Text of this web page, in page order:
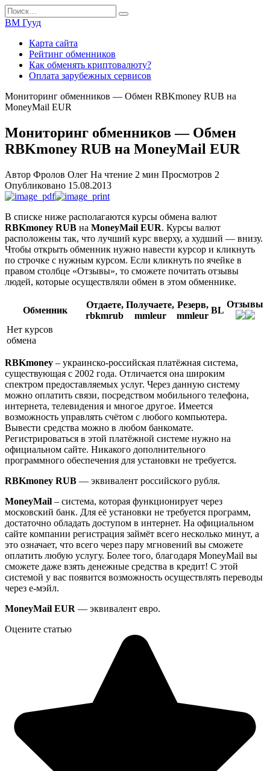
Перейти
к
содержанию
Search
for:
ВМ Гууд
Карта сайта
Рейтинг обменников
Как обменять криптовалюту?
Оплата зарубежных сервисов
Мониторинг обменников — Обмен RBKmoney RUB на
MoneyMail EUR
Мониторинг обменников — Обмен
RBKmoney RUB на MoneyMail EUR
Автор Фролов Олег На чтение 2 мин Просмотров 2
Опубликовано 15.08.2013
В списке ниже располагаются курсы обмена валют
RBKmoney RUB на MoneyMail EUR. Курсы валют
расположены так, что лучший курс вверху, а худший — внизу.
Чтобы открыть обменник нужно навести курсор и кликнуть
по строчке с нужным курсом. Если кликнуть по ячейке в
правом столбце «Отзывы», то сможете почитать отзывы
людей, которые осуществляли обмен в этом обменнике.
Обменник
Отдаете,
rbkmrub
Получаете,
mmleur
Резерв,
mmleur
BL
Отзывы
Нет курсов
обмена
RBKmoney – украинско-российская платёжная система,
существующая с 2002 года. Отличается она широким
спектром предоставляемых услуг. Через данную систему
можно оплатить связи, посредством мобильного телефона,
интернета, телевидения и многое другое. Имеется
возможность управлять счётом с любого компьютера.
Вывести средства можно в любом банкомате.
Регистрироваться в этой платёжной системе нужно на
официальном сайте. Никакого дополнительного
программного обеспечения для установки не требуется.
RBKmoney RUB — эквивалент российского рубля.
MoneyMail – система, которая функционирует через
московский банк. Для её установки не требуется программ,
достаточно обладать доступом в интернет. На официальном
сайте компании регистрация займёт всего несколько минут, а
это означает, что всего через пару мгновений вы сможете
оплатить любую услугу. Более того, благодаря MoneyMail вы
сможете даже взять денежные средства в кредит! С этой
системой у вас появится возможность осуществлять переводы
через е-мэйл.
MoneyMail EUR — эквивалент евро.
Оцените статью